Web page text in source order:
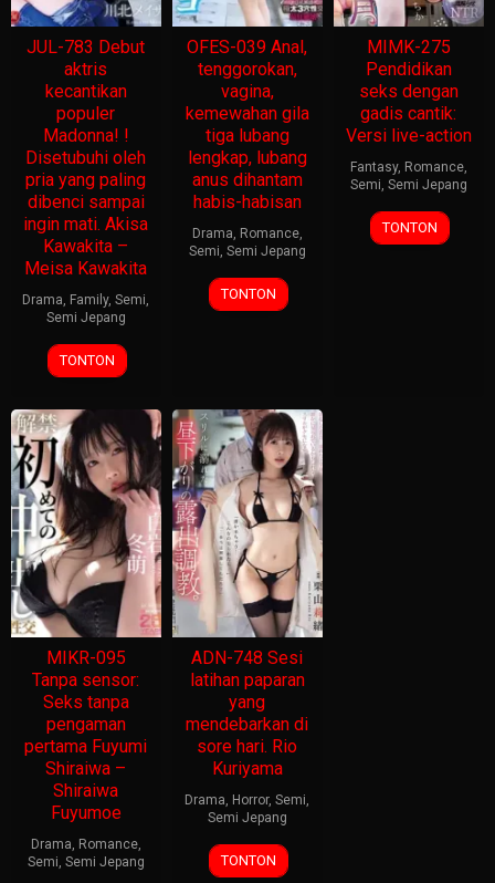
JUL-783 Debut
aktris
kecantikan
populer
Madonna! !
Disetubuhi oleh
pria yang paling
dibenci sampai
ingin mati. Akisa
Kawakita –
Meisa Kawakita
Drama, Family,Semi,
Semi Jepang
TONTON
OFES-039 Anal,
tenggorokan,
vagina,
kemewahan gila
tiga lubang
lengkap, lubang
anus dihantam
habis-habisan
Drama, Romance,
Semi, Semi Jepang
TONTON
MIMK-275
Pendidikan
seks dengan
gadis cantik:
Versi live-action
Fantasy, Romance,
Semi, Semi Jepang
TONTON
MIKR-095
Tanpa sensor:
Seks tanpa
pengaman
pertama Fuyumi
Shiraiwa –
Shiraiwa
Fuyumoe
Drama, Romance,
Semi, Semi Jepang
ADN-748 Sesi
latihan paparan
yang
mendebarkan di
sore hari. Rio
Kuriyama
Drama, Horror,Semi,
Semi Jepang
TONTON